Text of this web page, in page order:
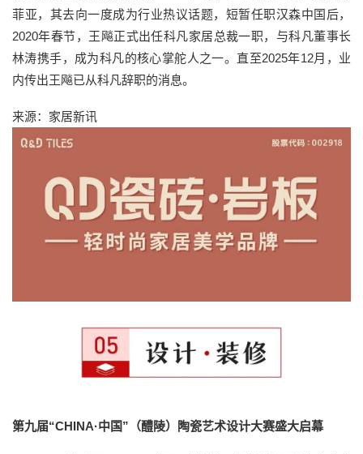
菲亚，其去向一度成为行业热议话题，短暂任职汉森中国后，
2020年春节，王飚正式出任科凡家居总裁一职，与科凡董事长
林涛携手，成为科凡的核心掌舵人之一。直至2025年12月，业
内传出王飚已从科凡辞职的消息。
来源：家居新讯
第九届“CHINA·中国”（醴陵）陶瓷艺术设计大赛盛大启幕